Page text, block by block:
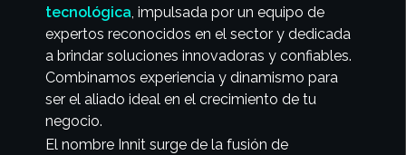
tecnológica , impulsada por un equipo de
expertos reconocidos en el sector y dedicada
a brindar soluciones innovadoras y confiables.
Combinamos experiencia y dinamismo para
ser el aliado ideal en el crecimiento de tu
negocio.
El nombre Innit surge de la fusión de